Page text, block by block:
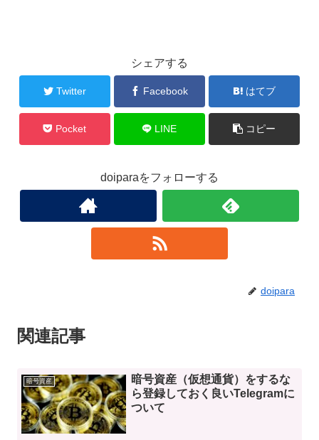
シェアする
Twitter Facebook はてブ
Pocket LINE コピー
doiparaをフォローする
doipara
関連記事
暗号資産
暗号資産（仮想通貨）をするな
ら登録しておく良いTelegramに
ついて